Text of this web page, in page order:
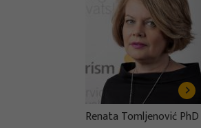
Renata Tomljenović PhD